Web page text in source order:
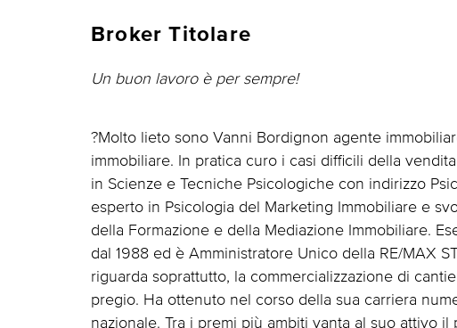
Broker Titolare
Un buon lavoro è per sempre!
?Molto lieto sono Vanni Bordignon agente
immobiliare. In pratica curo i casi difficili della
in Scienze e Tecniche Psicologiche con indirizzo
esperto in Psicologia del Marketing Immobiliare e
della Formazione e della Mediazione Immobiliare.
dal 1988 ed è Amministratore Unico della RE/MAX
riguarda soprattutto, la commercializzazione di
pregio. Ha ottenuto nel corso della sua carriera
nazionale. Tra i premi più ambiti vanta al suo attivo